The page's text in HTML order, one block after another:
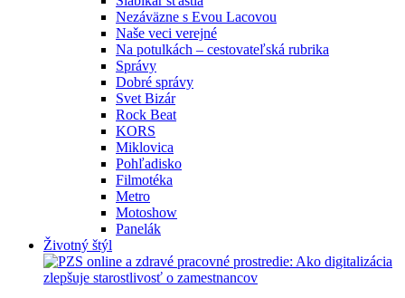
Nezáväzne s Evou Lacovou
Naše veci verejné
Na potulkách – cestovateľská rubrika
Správy
Dobré správy
Svet Bizár
Rock Beat
KORS
Miklovica
Pohľadisko
Filmotéka
Metro
Motoshow
Panelák
Životný štýl